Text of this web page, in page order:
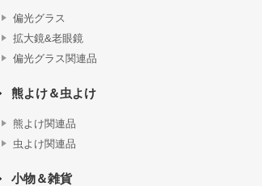
偏光グラス
拡大鏡&老眼鏡
偏光グラス関連品
熊よけ＆虫よけ
熊よけ関連品
虫よけ関連品
小物＆雑貨